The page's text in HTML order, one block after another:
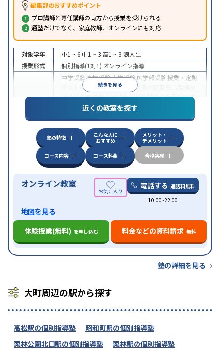
編集部のおすすめポイント
プロ講師と専任講師の両方から授業を受けられる
通塾だけでなく、家庭教師、オンラインにも対応
続きを見る
対象学年 小1 ~ 6 中1 ~ 3 高1 ~ 3 浪人生
授業形式
個別指導(1対1) オンライン指導
中学受験高校受験大学受験 医学部受験 授業・定期
テスト対策
内申点対策 学習習慣の定着
(旧AO)対策推薦入試対策学校別特化対策国公立大
私大対策共通テスト対策
英語・英会話特化
特徴
中高一貫校生に対応授業の振替可能 不登校生に対
オンライン対応 1科目から受講可能季節講習の
みの受講可
自習室あり
近くの教室を探す
塾の特徴
こんな人に
おすすめ
メリット・
デメリット
コース内容
コース料金 合格実績
オンライン教室 電話する 通話料無料
10:00~22:00
地図を見る
体験授業(無料) を申し込む 料金などの資料請求 無料
塾の詳細を見る
大町周辺の駅から探す
高松駅の個別指導塾
昭和町駅の個別指導塾
栗林公園北口駅の個別指導塾
栗林駅の個別指導塾